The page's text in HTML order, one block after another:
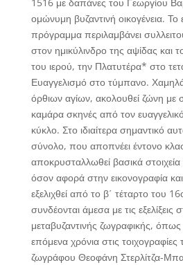
ομώνυμη βυζαντινή οικογένεια. Το
πρόγραμμα περιλαμβάνει
στον ημικύλινδρο της αψίδας και
του ιερού, την Πλατυτέρα* στο
Ευαγγελισμό στο τύμπανο. Χαμηλά
όρθιων αγίων, ακολουθεί ζώνη με
καμάρα σκηνές από τον
κύκλο. Στο ιδιαίτερα σημαντικό
σύνολο, που αποπνέει έντονο
αποκρυσταλλωθεί βασικά
όσον αφορά στην εικονογραφία
εξελιχθεί από το β΄ τέταρτο του
συνδέονται άμεσα με τις
μεταβυζαντινής ζωγραφικής,
επόμενα χρόνια στις
ζωγράφου Θεοφάνη Στερλίτζα-